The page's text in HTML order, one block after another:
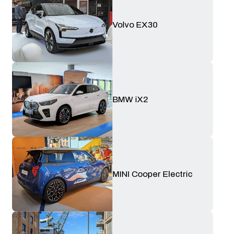
Volvo EX30
BMW iX2
MINI Cooper Electric